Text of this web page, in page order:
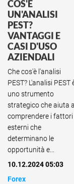
COS'È
UN'ANALISI
PEST?
VANTAGGI E
CASI D'USO
AZIENDALI
Che cos'è l'analisi
PEST? L'analisi PEST
uno strumento
strategico che aiuta a
comprendere i fattori
esterni che
determinano le
opportunità e...
10.12.2024 05:03
Forex